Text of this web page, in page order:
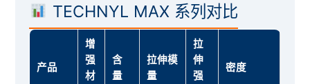
TECHNYL MAX 系列对比
产品
增
强
材
含
量
拉伸模
量
拉
伸
强
密度